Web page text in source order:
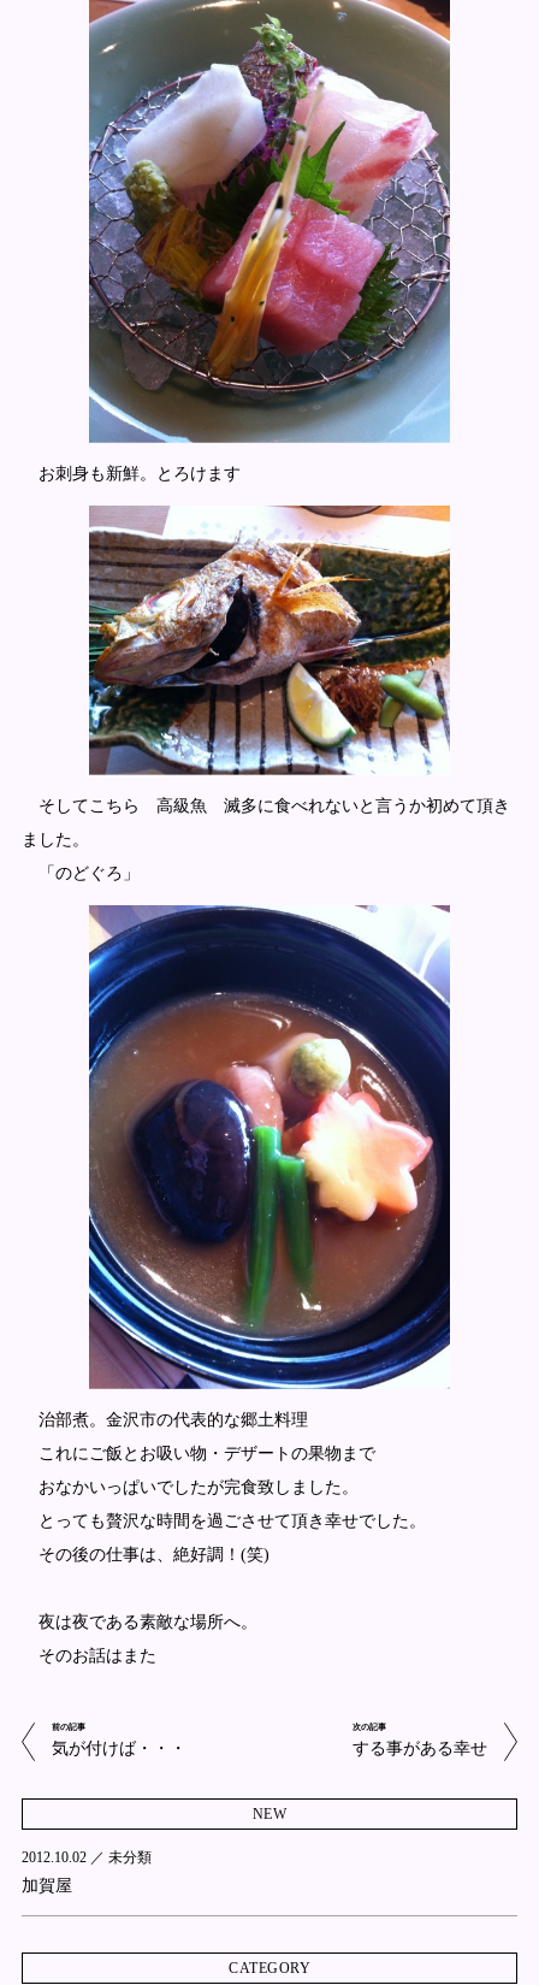
お刺身も新鮮。とろけます
そしてこちら 高級魚 滅多に食べれないと言うか初めて頂き
ました。
「のどぐろ」
治部煮。金沢市の代表的な郷土料理
これにご飯とお吸い物・デザートの果物まで
おなかいっぱいでしたが完食致しました。
とっても贅沢な時間を過ごさせて頂き幸せでした。
その後の仕事は、絶好調！(笑)
夜は夜である素敵な場所へ。
そのお話はまた
前の記事
気が付けば・・・
次の記事
する事がある幸せ
NEW
2012.10.02 ／ 未分類
加賀屋
CATEGORY